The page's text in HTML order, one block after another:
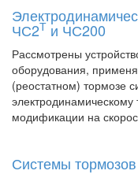
ЧС2Т и ЧС200
Рассмотрены
оборудования,
(реостатном) тормозе
электродинамическому
модификации на
Системы тормозов